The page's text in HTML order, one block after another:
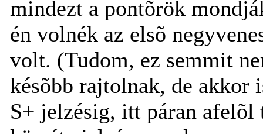
mindezt a pontõrök
én volnék az elsõ
volt. (Tudom, ez semmit
késõbb rajtolnak, de
S+ jelzésig, itt páran afelõl